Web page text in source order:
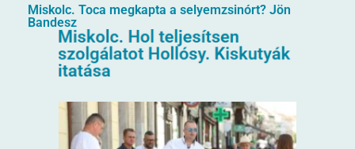
Miskolc. Toca megkapta a selyemzsinórt? Jön
Bandesz